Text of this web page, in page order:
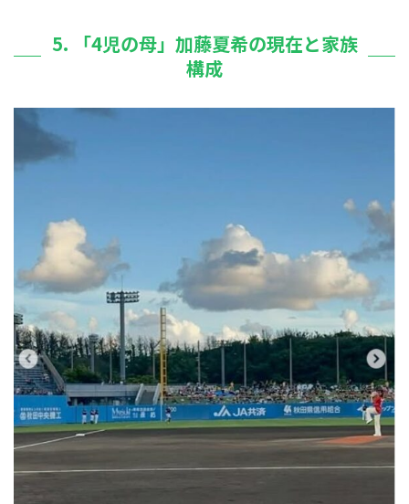
5. 「4児の母」加藤夏希の現在と家族
構成